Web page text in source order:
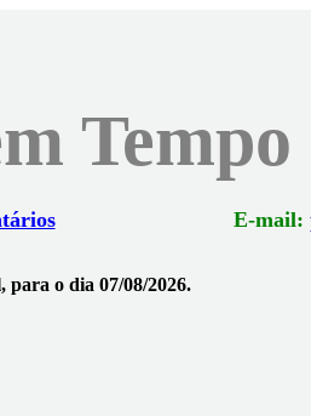
Tempo
E-mail:
para o dia 07/08/2026.